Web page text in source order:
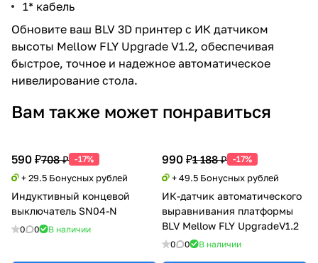
1* кабель
Обновите ваш BLV 3D принтер с ИК датчиком
высоты Mellow FLY Upgrade V1.2, обеспечивая
быстрое, точное и надежное автоматическое
нивелирование стола.
Вам также может понравиться
590 ₽708 ₽ -17%
+ 29.5 Бонусных рублей
Индуктивный концевой
выключатель SN04-N
0 0 В наличии
990 ₽1 188 ₽ -17%
+ 49.5 Бонусных рублей
ИК-датчик автоматического
выравнивания платформы
BLV Mellow FLY UpgradeV1.2
0 0 В наличии